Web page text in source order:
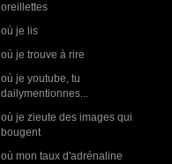
oreillettes
où je lis
où je trouve à rire
où je youtube, tu
dailymentionnes...
où je zieute des images qui
bougent
où mon taux d'adrénaline